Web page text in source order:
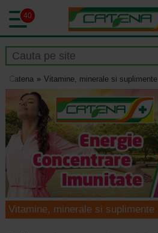
40
Catena Vitamine, minerale si suplimente
Vitamine, minerale si suplimente